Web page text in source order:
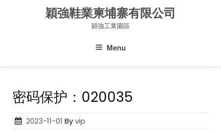
穎強鞋業柬埔寨有限公司
穎強工業園區
Menu
密码保护：020035
Posted
2023-11-01 Byvip